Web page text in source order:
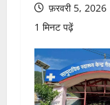
फ़रवरी 5, 2026
1 मिनट पढ़ें